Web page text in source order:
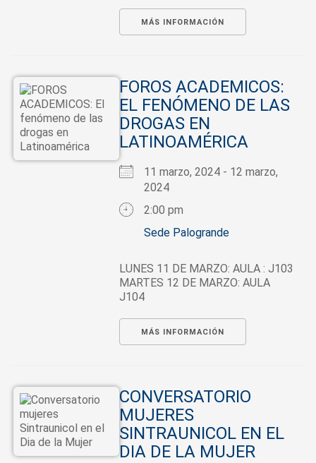
MÁS INFORMACIÓN
FOROS ACADEMICOS:
EL FENÓMENO DE LAS
DROGAS EN
LATINOAMÉRICA
11 marzo, 2024 - 12 marzo,
2024
2:00 pm
Sede Palogrande
LUNES 11 DE MARZO: AULA : J103
MARTES 12 DE MARZO: AULA
J104
MÁS INFORMACIÓN
CONVERSATORIO
MUJERES
SINTRAUNICOL EN EL
DIA DE LA MUJER